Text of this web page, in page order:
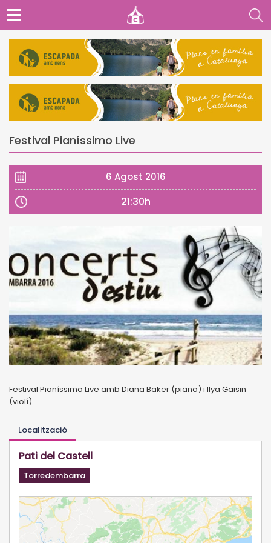
Festival Pianíssimo Live
6 Agost 2016
21:30h
Festival Pianíssimo Live amb Diana Baker (piano) i Ilya Gaisin
(violí)
Localització
Pati del Castell
Torredembarra